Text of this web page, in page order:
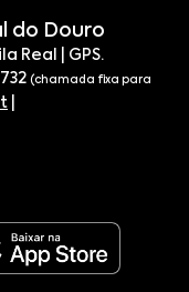
do Douro
Real | GPS.
(chamada fixa para